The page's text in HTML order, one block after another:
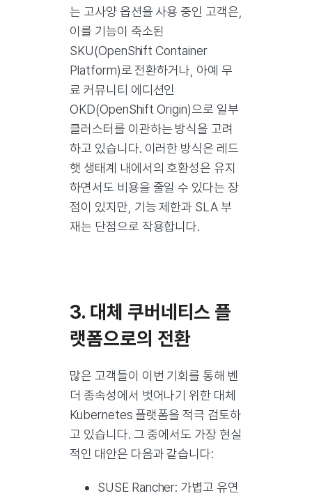
는 고사양 옵션을 사용 중인 고객은,
이를 기능이 축소된
SKU(OpenShift Container
Platform)로 전환하거나, 아예 무
료 커뮤니티 에디션인
OKD(OpenShift Origin)으로 일부
클러스터를 이관하는 방식을 고려
하고 있습니다. 이러한 방식은 레드
햇 생태계 내에서의 호환성은 유지
하면서도 비용을 줄일 수 있다는 장
점이 있지만, 기능 제한과 SLA 부
재는 단점으로 작용합니다.
3. 대체 쿠버네티스 플
랫폼으로의 전환
많은 고객들이 이번 기회를 통해 벤
더 종속성에서 벗어나기 위한 대체
Kubernetes 플랫폼을 적극 검토하
고 있습니다. 그 중에서도 가장 현실
적인 대안은 다음과 같습니다:
SUSE Rancher: 가볍고 유연